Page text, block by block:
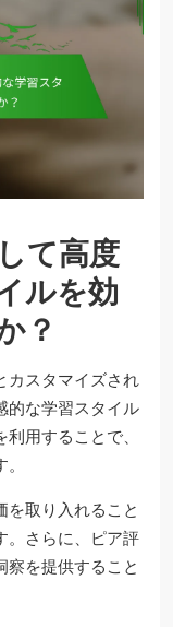
て高度
ルを効
？
カスタマイズされ
的な学習スタイル
用することで、
取り入れること
。さらに、ピア評
を提供すること